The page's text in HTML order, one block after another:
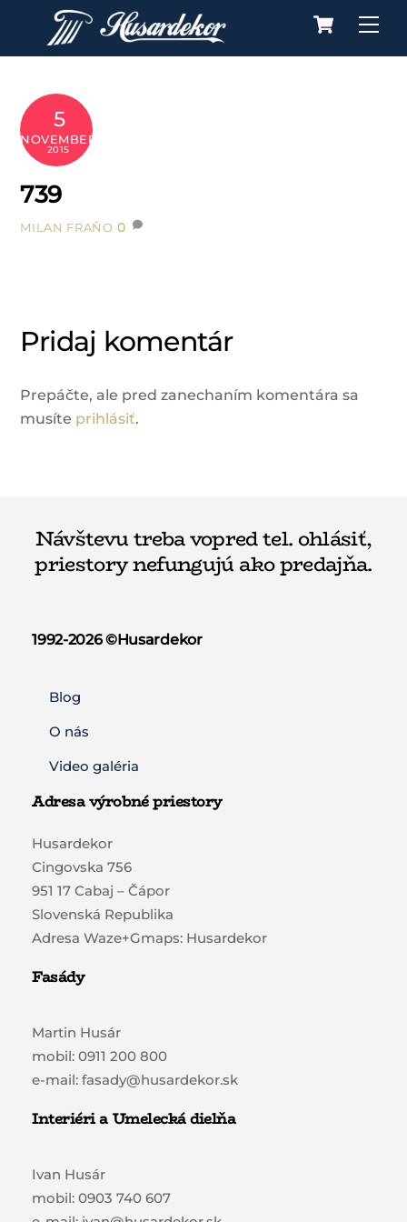
content
Cart
5
NOVEMBER
2015
739
MILAN FRAŇO 0
Pridaj komentár
Prepáčte, ale pred zanechaním komentára sa
musíte prihlásiť.
Návštevu treba vopred tel. ohlásiť,
priestory nefungujú ako predajňa.
1992-2026 ©️Husardekor
Blog
O nás
Video galéria
Adresa výrobné priestory
Husardekor
Cingovska 756
951 17 Cabaj – Čápor
Slovenská Republika
Adresa Waze+Gmaps: Husardekor
Fasády
Martin Husár
mobil: 0911 200 800
e-mail: fasady@husardekor.sk
Interiéri a Umelecká dielňa
Ivan Husár
mobil: 0903 740 607